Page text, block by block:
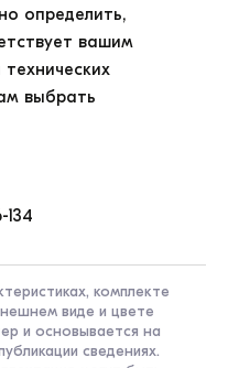
выбор клиента
цветах:
синий. Юбка на
Ткань
после
многократное
один год при
определить,
вашим
выбрать
134
комплекте
виде и цвете
и основывается на
сведениях.